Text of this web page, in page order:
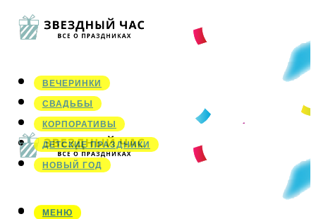
ВЕЧЕРИНКИ
СВАДЬБЫ
КОРПОРАТИВЫ
ДЕТСКИЕ ПРАЗДНИКИ
НОВЫЙ ГОД
МЕНЮ
МЕНЮ